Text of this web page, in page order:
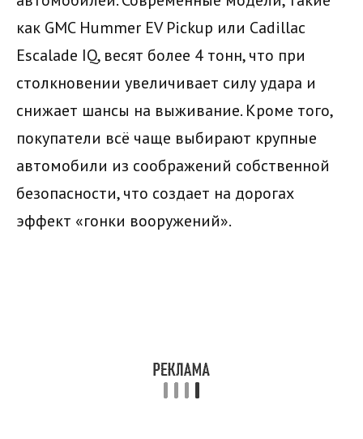
как GMC Hummer EV Pickup или Cadillac
Escalade IQ, весят более 4 тонн, что при
столкновении увеличивает силу удара и
снижает шансы на выживание. Кроме того,
покупатели всё чаще выбирают крупные
автомобили из соображений собственной
безопасности, что создает на дорогах
эффект «гонки вооружений».